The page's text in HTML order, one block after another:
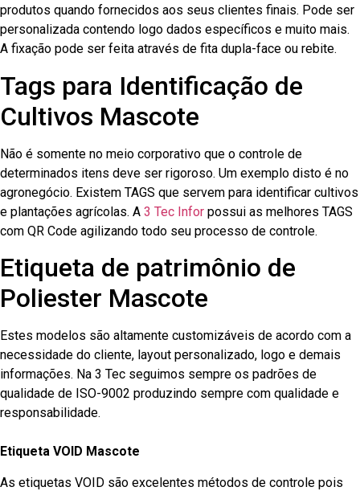
produtos quando fornecidos aos seus clientes finais. Pode ser
personalizada contendo logo dados específicos e muito mais.
A fixação pode ser feita através de fita dupla-face ou rebite.
Tags para Identificação de
Cultivos Mascote
Não é somente no meio corporativo que o controle de
determinados itens deve ser rigoroso. Um exemplo disto é no
agronegócio. Existem TAGS que servem para identificar cultivos
e plantações agrícolas. A 3 Tec Infor possui as melhores TAGS
com QR Code agilizando todo seu processo de controle.
Etiqueta de patrimônio de
Poliester Mascote
Estes modelos são altamente customizáveis de acordo com a
necessidade do cliente, layout personalizado, logo e demais
informações. Na 3 Tec seguimos sempre os padrões de
qualidade de ISO-9002 produzindo sempre com qualidade e
responsabilidade.
Etiqueta VOID Mascote
As etiquetas VOID são excelentes métodos de controle pois